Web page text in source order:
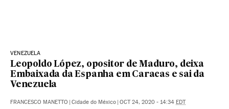
VENEZUELA
Leopoldo López, opositor de Maduro, deixa
Embaixada da Espanha em Caracas e sai da
Venezuela
FRANCESCO MANETTO | Cidade do México | OCT 24, 2020 - 14:34 EDT